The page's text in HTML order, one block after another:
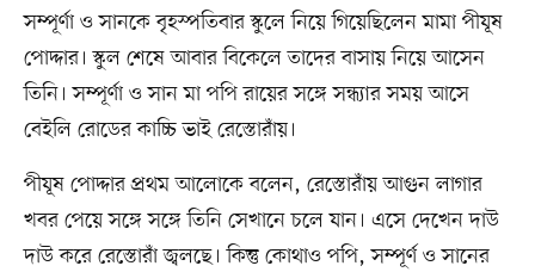
সম্পূর্ণা ও সানকে বৃহস্পতিবার স্কুলে নিয়ে গিয়েছিলেন মামা পীযূষ
পোদ্দার। স্কুল শেষে আবার বিকেলে তাদের বাসায় নিয়ে আসেন
তিনি। সম্পূর্ণা ও সান মা পপি রায়ের সঙ্গে সন্ধ্যার সময় আসে
বেইলি রোডের কাচ্চি ভাই রেস্তোরাঁয়।
পীযূষ পোদ্দার প্রথম আলোকে বলেন, রেস্তোরাঁয় আগুন লাগার
খবর পেয়ে সঙ্গে সঙ্গে তিনি সেখানে চলে যান। এসে দেখেন দাউ
দাউ করে রেস্তোরাঁ জ্বলছে। কিন্তু কোথাও পপি, সম্পূর্ণ ও সানের